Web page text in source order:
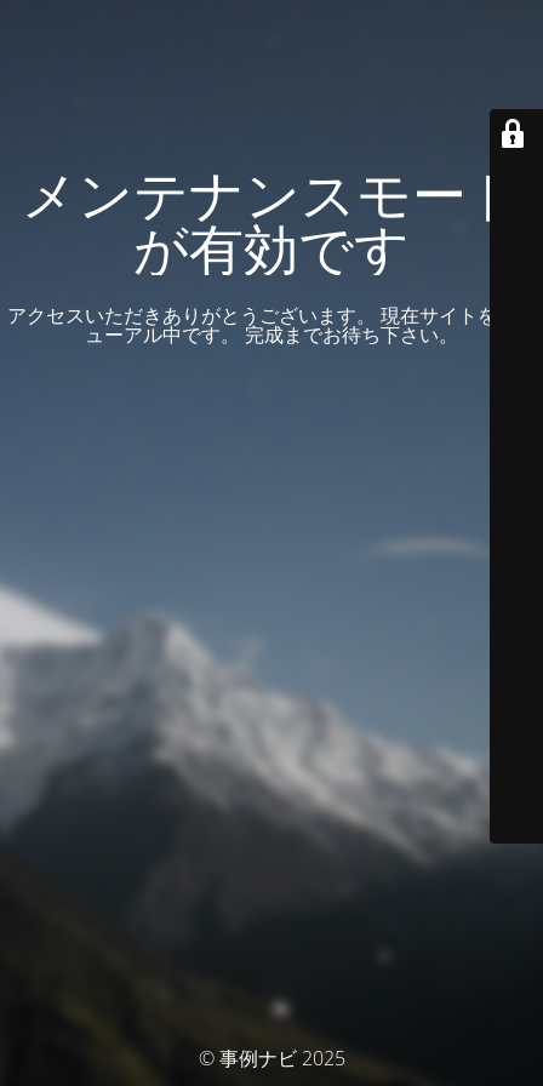
メンテナンスモード
が有効です
アクセスいただきありがとうございます。 現在サイトをリニ
ューアル中です。 完成までお待ち下さい。
© 事例ナビ 2025